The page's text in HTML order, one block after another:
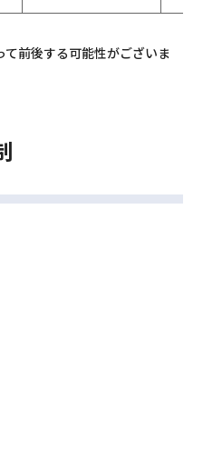
前後する可能性がございま